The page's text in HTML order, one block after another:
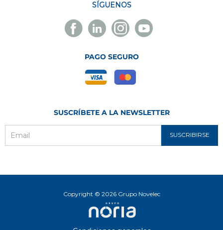
SÍGUENOS
Facebook
Novelec
Linkedin
Novelec
Instagram
Novelec
Youtube
Novelec
PAGO SEGURO
SUSCRÍBETE A LA NEWSLETTER
SUSCRIBIRSE
Copyright © 2026 Grupo Novelec